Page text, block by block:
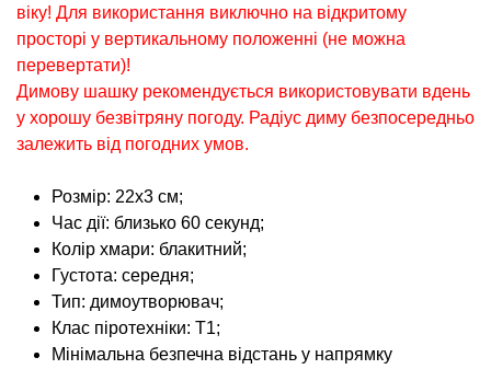
віку! Для використання виключно на відкритому
просторі у вертикальному положенні (не можна
перевертати)!
Димову шашку рекомендується використовувати вдень
у хорошу безвітряну погоду. Радіус диму безпосередньо
залежить від погодних умов.
Розмір: 22х3 см;
Час дії: близько 60 секунд;
Колір хмари: блакитний;
Густота: середня;
Тип: димоутворювач;
Клас піротехніки: Т1;
Мінімальна безпечна відстань у напрямку